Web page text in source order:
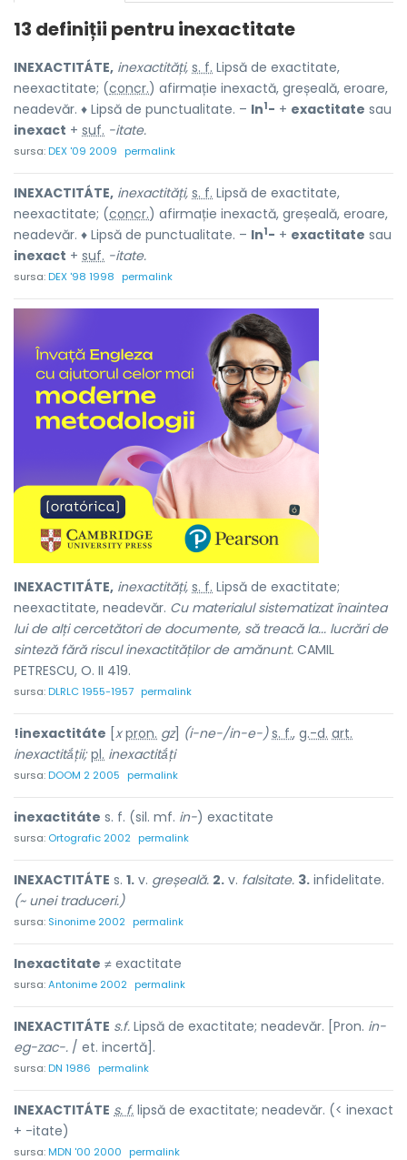
13 definiții pentru inexactitate
INEXACTITÁTE, inexactități, s. f. Lipsă de exactitate,
neexactitate; (concr.) afirmație inexactă, greșeală, eroare,
neadevăr. ♦ Lipsă de punctualitate. – In1- + exactitate sau
inexact + suf. -itate.
sursa:DEX '09 2009 permalink
INEXACTITÁTE, inexactități, s. f. Lipsă de exactitate,
neexactitate; (concr.) afirmație inexactă, greșeală, eroare,
neadevăr. ♦ Lipsă de punctualitate. – In1- + exactitate sau
inexact + suf. -itate.
sursa:DEX '98 1998 permalink
INEXACTITÁTE, inexactități, s. f. Lipsă de exactitate;
neexactitate, neadevăr. Cu materialul sistematizat înaintea
lui de alți cercetători de documente, să treacă la... lucrări de
sinteză fără riscul inexactităților de amănunt. CAMIL
PETRESCU, O. II 419.
sursa:DLRLC 1955-1957 permalink
!inexactitáte x pron. gz] (i-ne-/in-e-) s. f., g.-d. art.
inexactitắții; pl. inexactitắți
sursa:DOOM 2 2005 permalink
inexactitáte s. f. (sil. mf. in-) exactitate
sursa: Ortografic 2002 permalink
INEXACTITÁTE s. 1. v. greșeală. 2. v. falsitate. 3. infidelitate.
(~ unei traduceri.)
sursa: Sinonime 2002 permalink
Inexactitate ≠ exactitate
sursa:Antonime 2002 permalink
INEXACTITÁTE s.f. Lipsă de exactitate; neadevăr. [Pron. in-
eg-zac-. / et. incertă].
sursa:DN 1986 permalink
INEXACTITÁTE s. f. lipsă de exactitate; neadevăr. (< inexact
+ -itate)
sursa:MDN '00 2000 permalink